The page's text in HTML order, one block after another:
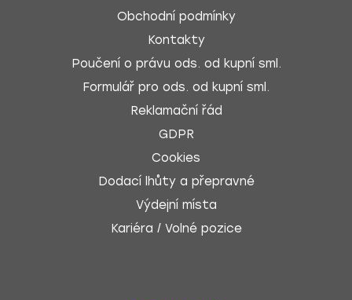
Obchodní podmínky
Kontakty
Poučení o právu ods. od kupní sml.
Formulář pro ods. od kupní sml.
Reklamační řád
GDPR
Cookies
Dodací lhůty a přepravné
Výdejní místa
Kariéra / Volné pozice